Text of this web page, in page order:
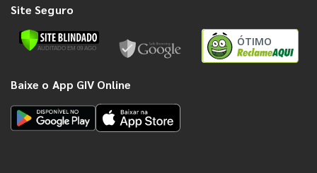
Site Seguro
ÓTIMO
Baixe o App GIV Online